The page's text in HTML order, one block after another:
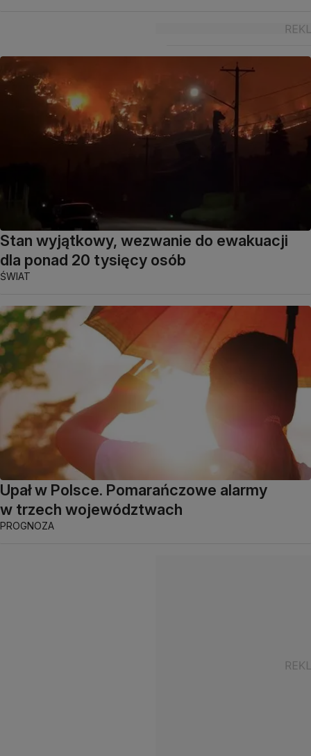
Stan wyjątkowy, wezwanie do ewakuacji
dla ponad 20 tysięcy osób
ŚWIAT
Upał w Polsce. Pomarańczowe alarmy
w trzech województwach
PROGNOZA